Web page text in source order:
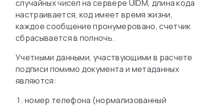
случайных чисел на сервере UIDM, длина кода
настраивается, код имеет время жизни,
каждое сообщение пронумеровано, счетчик
сбрасывается в полночь.
Учетными данными, участвующими в расчете
подписи помимо документа и метаданных
являются:
номер телефона (нормализованный